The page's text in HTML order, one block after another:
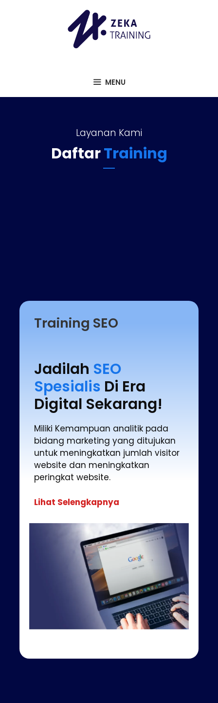
MENU
Layanan Kami
DaftarTraining
Training SEO
Jadilah SEO
Spesialis Di Era
Digital Sekarang!
Miliki Kemampuan analitik pada
bidang marketing yang ditujukan
untuk meningkatkan jumlah visitor
website dan meningkatkan
peringkat website.
Lihat Selengkapnya